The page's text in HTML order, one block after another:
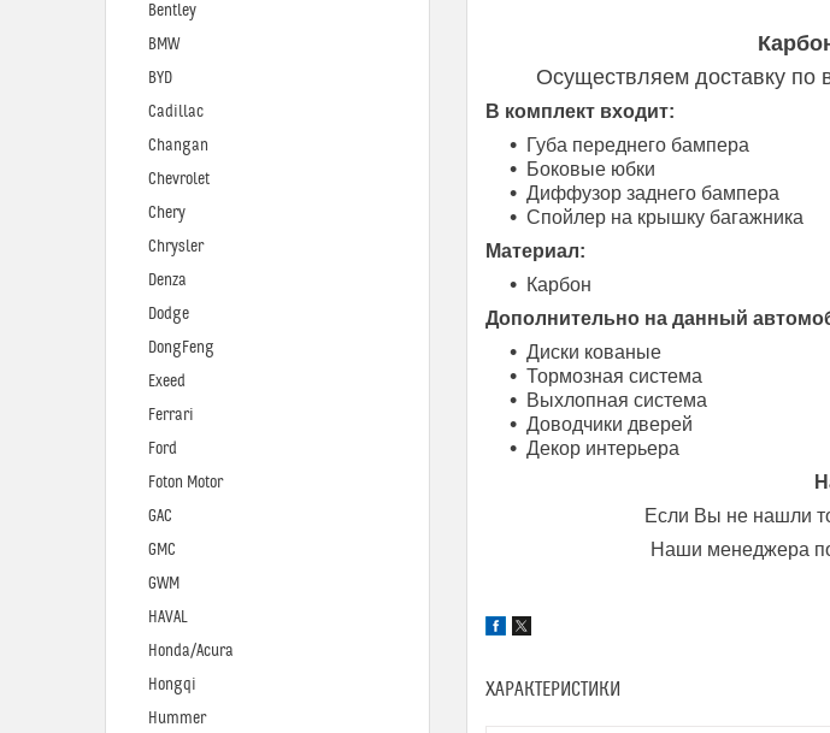
Осуществляем доставку по
В комплект входит:
Губа переднего бампера
Боковые юбки
Диффузор заднего бампера
Спойлер на крышку багажника
Материал:
Карбон
Дополнительно на данный
Диски кованые
Тормозная система
Выхлопная система
Доводчики дверей
Декор интерьера
Если Вы не нашли
Наши менеджера
ХАРАКТЕРИСТИКИ
Bentley
BMW
BYD
Cadillac
Changan
Chevrolet
Chery
Chrysler
Denza
Dodge
DongFeng
Exeed
Ferrari
Ford
Foton Motor
GAC
GMC
GWM
HAVAL
Honda/Acura
Hongqi
Hummer